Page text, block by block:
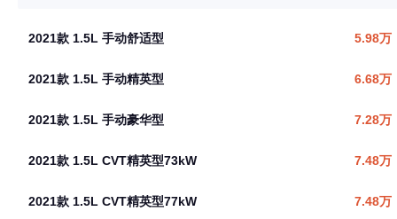
2021款 1.5L 手动舒适型 5.98万
2021款 1.5L 手动精英型 6.68万
2021款 1.5L 手动豪华型 7.28万
2021款 1.5L CVT精英型73kW 7.48万
2021款 1.5L CVT精英型77kW 7.48万